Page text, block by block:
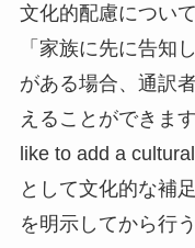
文化的配慮につい
「家族に先に告知
がある場合、通訳
えることができま
like to add a
として文化的な補
を明示してから行